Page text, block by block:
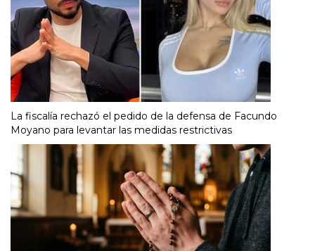
La fiscalía rechazó el pedido de la defensa de Facundo
Moyano para levantar las medidas restrictivas